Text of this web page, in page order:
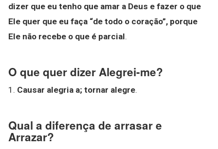
dizer que eu tenho que amar a Deus e fazer o que
Ele quer que eu faça “de todo o coração”, porque
Ele não recebe o que é parcial.
O que quer dizer Alegrei-me?
1. Causar alegria a; tornar alegre.
Qual a diferença de arrasar e
Arrazar?